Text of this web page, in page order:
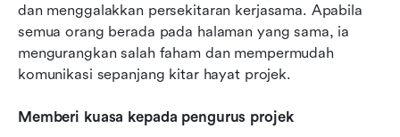
dan menggalakkan persekitaran kerjasama. Apabila
semua orang berada pada halaman yang sama, ia
mengurangkan salah faham dan mempermudah
komunikasi sepanjang kitar hayat projek.
Memberi kuasa kepada pengurus projek